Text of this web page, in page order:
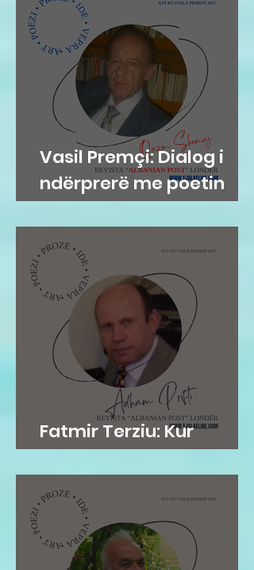
Vasil Premçi: Dialog i
ndërprerë me poetin
Qazim Shemaj
Fatmir Terziu: Kur
mirësia është në gen